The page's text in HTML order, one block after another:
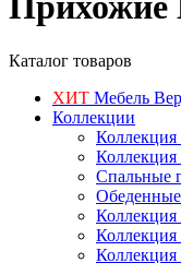
Каталог товаров
ХИТ Мебель
Коллекции
Коллекция
Спальные
Коллекция